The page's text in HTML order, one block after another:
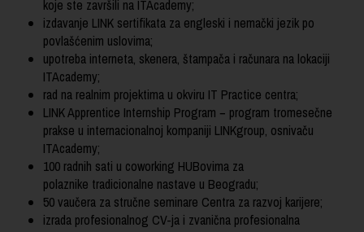
koje ste završili na ITAcademy;
izdavanje LINK sertifikata za engleski i nemački jezik po
povlašćenim uslovima;
upotreba interneta, skenera, štampača i računara na lokaciji
ITAcademy;
rad na realnim projektima u okviru IT Practice centra;
LINK Apprentice Internship Program − program tromesečne
prakse u internacionalnoj kompaniji LINKgroup, osnivaču
ITAcademy;
100 radnih sati u coworking HUBovima za
polaznike tradicionalne nastave u Beogradu;
50 vaučera za stručne seminare Centra za razvoj karijere;
izrada profesionalnog CV-ja i zvanična profesionalna